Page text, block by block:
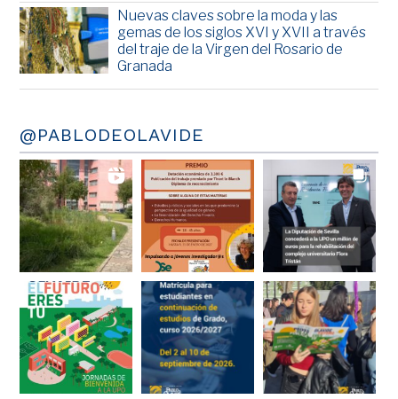
Nuevas claves sobre la moda y las
gemas de los siglos XVI y XVII a través
del traje de la Virgen del Rosario de
Granada
@PABLODEOLAVIDE